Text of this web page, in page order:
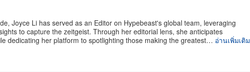
Joyce Li has served as an Editor on Hypebeast's global team, leveraging
to capture the zeitgeist. Through her editorial lens, she anticipates
dedicating her platform to spotlighting those making the greatest… อ่านเพิ่มเติม